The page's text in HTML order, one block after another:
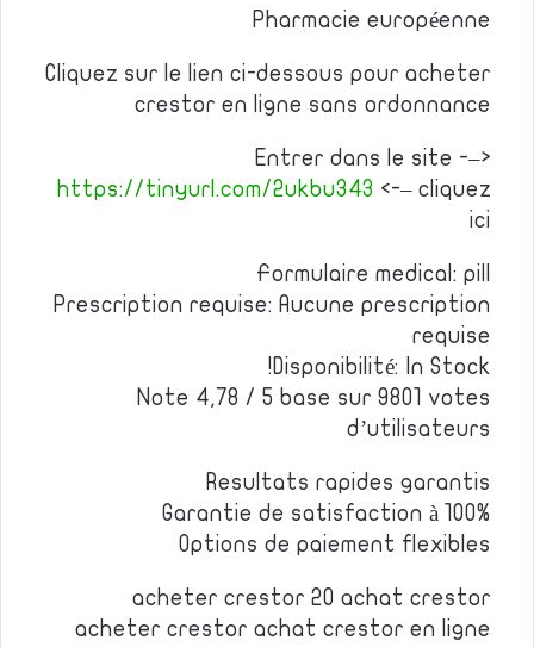
Pharmacie européenne
Cliquez sur le lien ci-dessous pour acheter
crestor en ligne sans ordonnance
Entrer dans le site -–>
https://tinyurl.com/2ukbu343 <-– cliquez
ici
Formulaire medical: pill
Prescription requise: Aucune prescription
requise
Disponibilité: In Stock!
Note 4,78 / 5 base sur 9801 votes
d’utilisateurs
Resultats rapides garantis
Garantie de satisfaction à 100%
Options de paiement flexibles
acheter crestor 20 achat crestor
acheter crestor achat crestor en ligne